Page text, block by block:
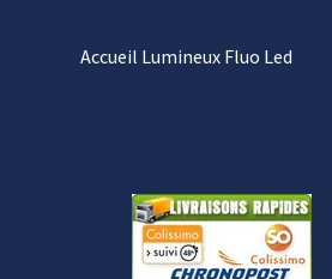
Accueil Lumineux Fluo Led